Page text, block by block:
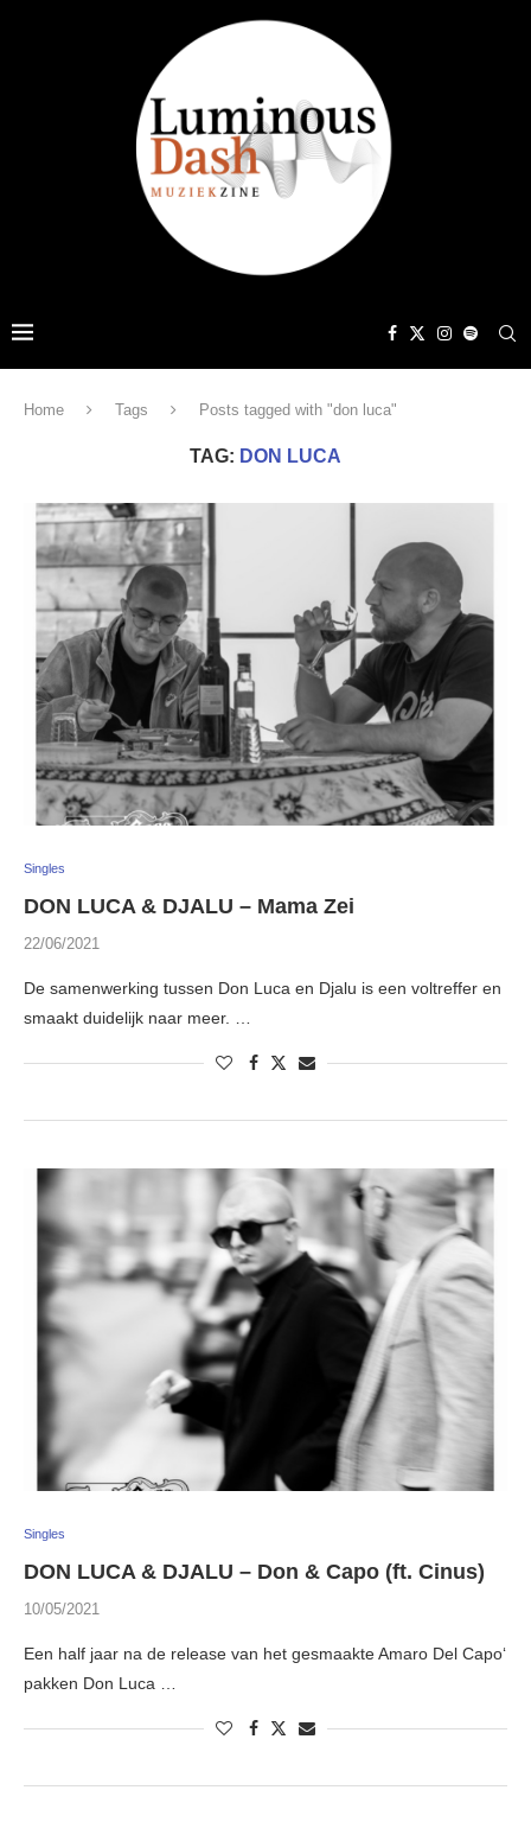
Home Tags Posts tagged with "don luca"
TAG: DON LUCA
Singles
DON LUCA & DJALU – Mama Zei
22/06/2021
De samenwerking tussen Don Luca en Djalu is een voltreffer en
smaakt duidelijk naar meer. …
Singles
DON LUCA & DJALU – Don & Capo (ft. Cinus)
10/05/2021
Een half jaar na de release van het gesmaakte Amaro Del Capo‘
pakken Don Luca …